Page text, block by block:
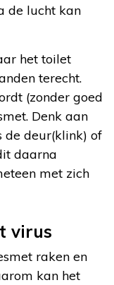
de lucht kan
het toilet
terecht.
(zonder goed
Denk aan
de deur(klink) of
daarna
met zich
virus
raken en
kan het